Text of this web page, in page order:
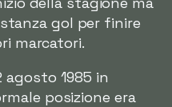
gol per finire
marcatori.
agosto 1985 in
posizione era